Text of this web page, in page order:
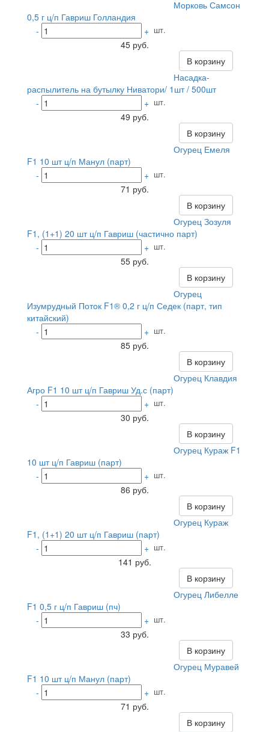
Морковь Самсон
0,5 г ц/п Гавриш Голландия
-
+ шт.
45 руб.
В корзину
Насадка-
распылитель на бутылку Ниватори/ 1шт / 500шт
-
+ шт.
49 руб.
В корзину
Огурец Емеля
F1 10 шт ц/п Манул (парт)
-
+ шт.
71 руб.
В корзину
Огурец Зозуля
F1, (1+1) 20 шт ц/п Гавриш (частично парт)
-
+ шт.
55 руб.
В корзину
Огурец
Изумрудный Поток F1® 0,2 г ц/п Седек (парт, тип
китайский)
-
+ шт.
85 руб.
В корзину
Огурец Клавдия
Агро F1 10 шт ц/п Гавриш Уд.с (парт)
-
+ шт.
30 руб.
В корзину
Огурец Кураж F1
10 шт ц/п Гавриш (парт)
-
+ шт.
86 руб.
В корзину
Огурец Кураж
F1, (1+1) 20 шт ц/п Гавриш (парт)
-
+ шт.
141 руб.
В корзину
Огурец Либелле
F1 0,5 г ц/п Гавриш (пч)
-
+ шт.
33 руб.
В корзину
Огурец Муравей
F1 10 шт ц/п Манул (парт)
-
+ шт.
71 руб.
В корзину